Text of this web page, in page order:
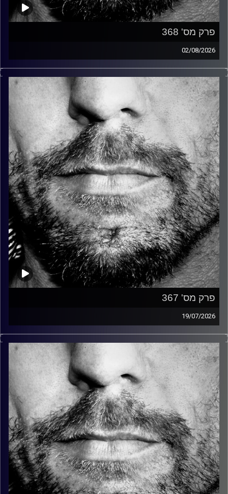
פרק מס' 368
02/08/2026
זיפים, מוזיקה מחוספסת של הופעות חיות. הרבה ג'אם, רוק,
בלוז, bluegrass, ג'אז, Fאנק, פרוגרסיב ואפילו אלקטרוניקה.
כל מה שחי, אמיתי ונושם.
עם שמוליק רגב.
קרדיט תמונות: David Goehring
פרק מס' 367
19/07/2026
זיפים, מוזיקה מחוספסת של הופעות חיות. הרבה ג'אם, רוק,
בלוז, bluegrass, ג'אז, Fאנק, פרוגרסיב ואפילו אלקטרוניקה.
כל מה שחי, אמיתי ונושם.
עם שמוליק רגב.
קרדיט תמונות: David Goehring